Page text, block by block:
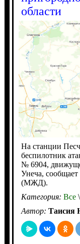
области
На станции
беспилотник
№ 6904,
Унеча, сообщает
(МЖД).
Категория: Все\
Автор: Таисия